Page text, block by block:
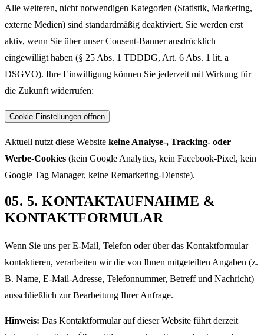
Alle weiteren, nicht notwendigen Kategorien (Statistik, Marketing,
externe Medien) sind standardmäßig deaktiviert. Sie werden erst
aktiv, wenn Sie über unser Consent-Banner ausdrücklich
eingewilligt haben (§ 25 Abs. 1 TDDDG, Art. 6 Abs. 1 lit. a
DSGVO). Ihre Einwilligung können Sie jederzeit mit Wirkung für
die Zukunft widerrufen:
Cookie-Einstellungen öffnen
Aktuell nutzt diese Website keine Analyse-, Tracking- oder
Werbe-Cookies (kein Google Analytics, kein Facebook-Pixel, kein
Google Tag Manager, keine Remarketing-Dienste).
05. 5. KONTAKTAUFNAHME &
KONTAKTFORMULAR
Wenn Sie uns per E-Mail, Telefon oder über das Kontaktformular
kontaktieren, verarbeiten wir die von Ihnen mitgeteilten Angaben (z.
B. Name, E-Mail-Adresse, Telefonnummer, Betreff und Nachricht)
ausschließlich zur Bearbeitung Ihrer Anfrage.
Hinweis: Das Kontaktformular auf dieser Website führt derzeit